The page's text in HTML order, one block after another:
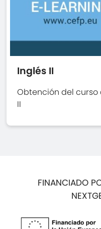
Inglés II
Obtención del
II
FINANCIADO